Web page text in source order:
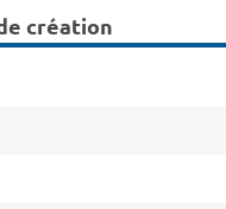
création